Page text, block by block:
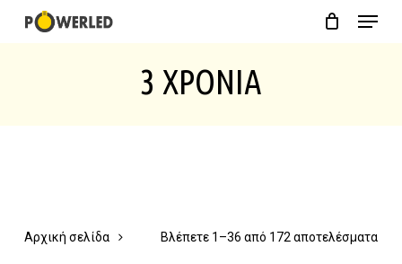
Menu
3 ΧΡΟΝΙΑ
Βλέπετε 1–36 από 172 αποτελέσματα
Αρχική σελίδα